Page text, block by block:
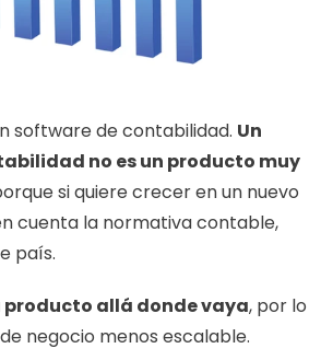
software de contabilidad. Un
no es un producto muy
si quiere crecer en un nuevo
cuenta la normativa contable,
país.
producto allá donde vaya, por lo
negocio menos escalable.